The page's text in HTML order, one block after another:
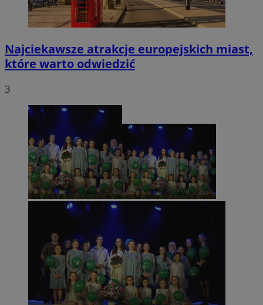
Najciekawsze atrakcje europejskich miast,
które warto odwiedzić
3